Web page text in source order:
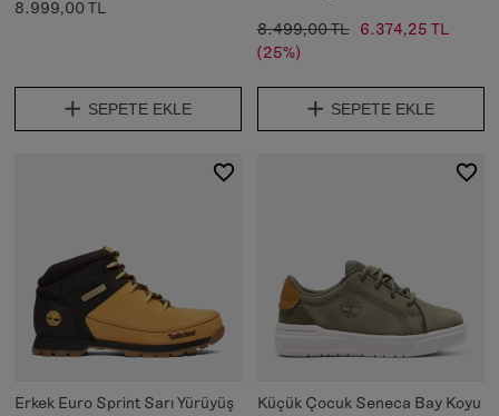
8.999,00 TL
SEPETE EKLE
8.499,00 TL
6.374,25 TL
(25%)
SEPETE EKLE
Erkek Euro Sprint Sarı Yürüyüş
Küçük Çocuk Seneca Bay Koyu